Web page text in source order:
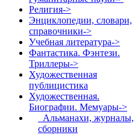
Религия->
Энциклопедии, словари,
справочники->
Учебная литература->
Фантастика. Фэнтези.
Триллеры->
Художественная
публицистика
Художественная.
Биографии. Мемуары->
Альманахи, журналы,
сборники